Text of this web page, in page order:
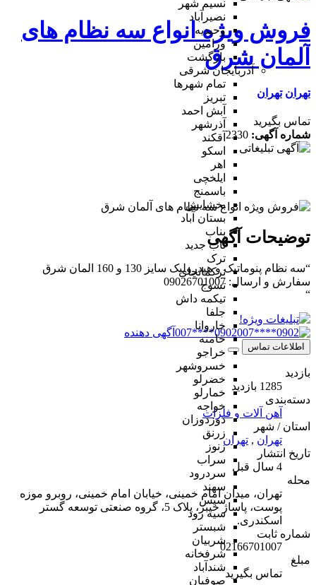
نسیم شهر
نصیرآباد
وحیدیه
ورامین
بازگشت
آذربایجان شرقی
تمام شهر‌ها
تبریز
آبش احمد
آذرشهر
آقکند
اسکو
اهر
ایلخچی
باسمنج
بخشایش
بستان آباد
بناب
ناب جدید
ترک
ترکمانچای
تسوج
تیکمه داش
جلفا
خاروانا
خامنه
خراجو
خسروشهر
خضرلو
خمارلو
خواجه
دوزدوزان
زرنق
زنوز
سراب
سردرود
سهند
سیس
سیه رود
شبستر
شربیان
شرفخانه
شندآباد
صوفیان
فروش ویژه انواع سه نظام های
آلمان شرق
تهران تهران
تماس بگیرید
شماره آگهی: 2330
توضیحات آگهی
“سه نظام پنوماتیک و هیدرولیک سایز 130 و 160 المان شرق
سفارش و ارسال: 09026701007
“
0902****007 آگهی دهنده
اطلاعات تماس
بازدید
1285 بازدید
دسته‌بندی
آهن آلات و فلزات
استان / شهر
تهران , تهران
تاریخ انتشار
4 سال قبل
محله
تهران، میدان امام خمینی، خیابان امام خمینی، روبرو موزه
پوست، پاساژ خیبر، پلاک 5، گروه صنعتی توسعه گستر
اسکندری.
شماره ثابت
02166701007
مبلغ
تماس بگیرید